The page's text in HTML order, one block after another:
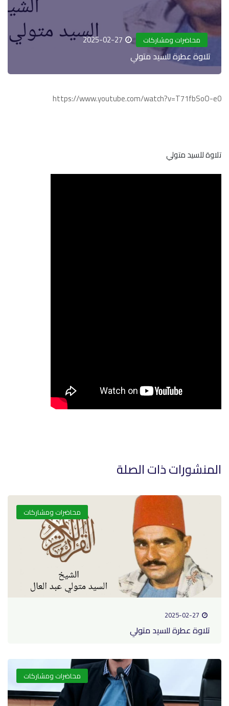
محاضرات ومشاركات 2025-02-27
تلاوة عطرة للسيد متولي
https://www.youtube.com/watch?v=T71fbSoO-e0
تلاوة للسيد متولي
المنشورات ذات الصلة
محاضرات ومشاركات
2025-02-27
تلاوة عطرة للسيد متولي
محاضرات ومشاركات